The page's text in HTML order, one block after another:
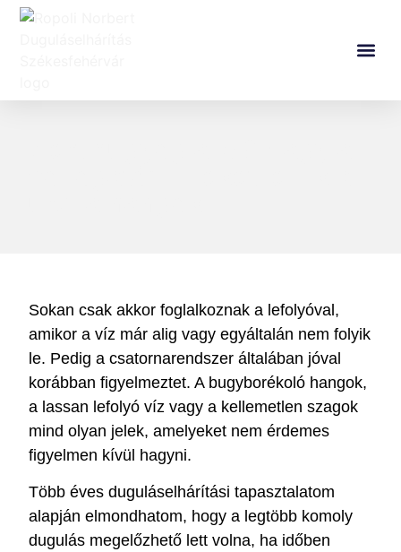
Sokan csak akkor foglalkoznak a lefolyóval,
amikor a víz már alig vagy egyáltalán nem folyik
le. Pedig a csatornarendszer általában jóval
korábban figyelmeztet. A bugyborékoló hangok,
a lassan lefolyó víz vagy a kellemetlen szagok
mind olyan jelek, amelyeket nem érdemes
figyelmen kívül hagyni.
Több éves duguláselhárítási tapasztalatom
alapján elmondhatom, hogy a legtöbb komoly
dugulás megelőzhető lett volna, ha időben